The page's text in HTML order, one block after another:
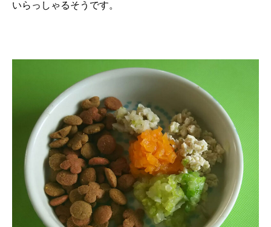
いらっしゃるそうです。